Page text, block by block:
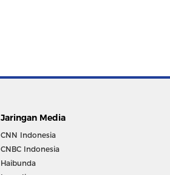
Jaringan Media
CNN Indonesia
CNBC Indonesia
Haibunda